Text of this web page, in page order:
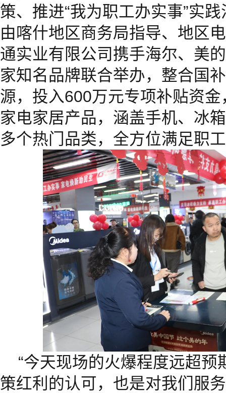
策、推进“我为职工办实事”实
由喀什地区商务局指导、地区
通实业有限公司携手海尔、美
家知名品牌联合举办，整合国
源，投入600万元专项补贴资
家电家居产品，涵盖手机、冰
多个热门品类，全方位满足职
“今天现场的火爆程度远超
策红利的认可，也是对我们服